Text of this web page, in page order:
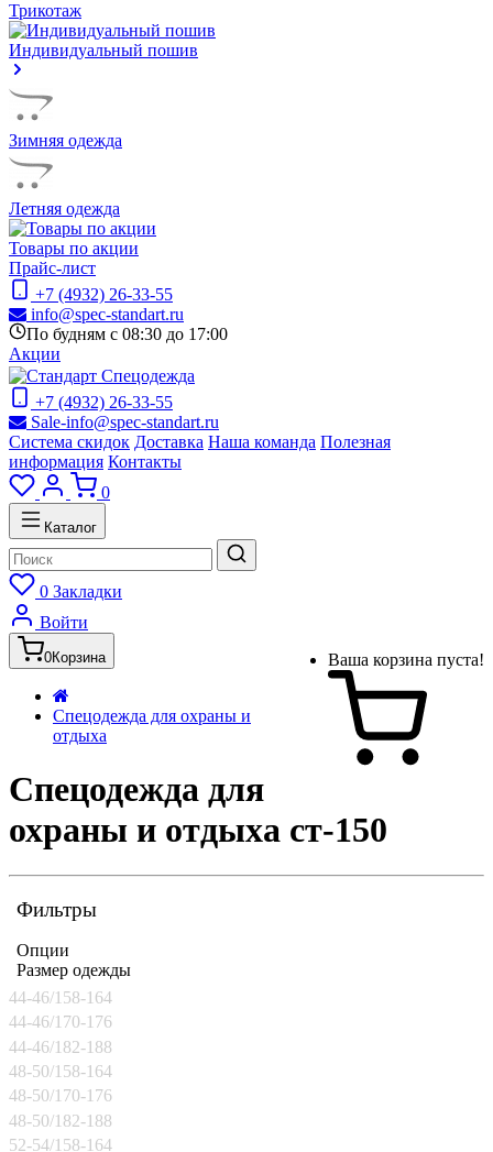
Трикотаж
Индивидуальный пошив
Зимняя одежда
Летняя одежда
Товары по акции
Прайс-лист
+7 (4932) 26-33-55
info@spec-standart.ru
По будням с 08:30 до 17:00
Акции
+7 (4932) 26-33-55
Sale-info@spec-standart.ru
Система скидок Доставка Наша команда Полезная
информация Контакты
0
Каталог
0 Закладки
Войти
0Корзина Ваша корзина пуста!
Спецодежда для охраны и
отдыха
Спецодежда для
охраны и отдыха ст-150
Фильтры
Опции
Размер одежды
44-46/158-164
44-46/170-176
44-46/182-188
48-50/158-164
48-50/170-176
48-50/182-188
52-54/158-164